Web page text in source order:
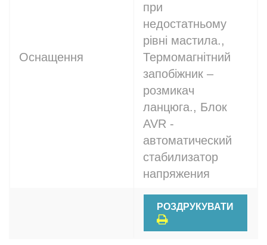
Оснащення
при
недостатньому
рівні мастила.,
Термомагнітний
запобіжник –
розмикач
ланцюга., Блок
AVR -
автоматический
стабилизатор
напряжения
РОЗДРУКУВАТИ